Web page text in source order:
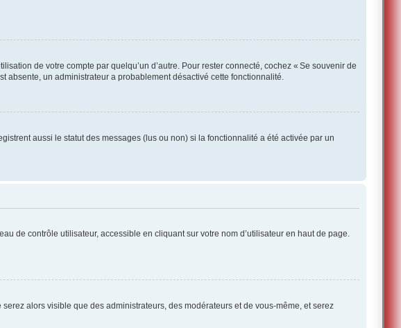
de votre compte par quelqu’un d’autre. Pour rester connecté, cochez « Se souvenir de
absente, un administrateur a probablement désactivé cette fonctionnalité.
aussi le statut des messages (lus ou non) si la fonctionnalité a été activée par un
de contrôle utilisateur, accessible en cliquant sur votre nom d’utilisateur en haut de page.
alors visible que des administrateurs, des modérateurs et de vous-même, et serez